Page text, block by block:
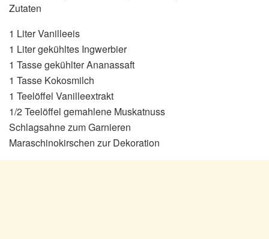
Zutaten
1 Liter Vanilleeis
1 Liter gekühltes Ingwerbier
1 Tasse gekühlter Ananassaft
1 Tasse Kokosmilch
1 Teelöffel Vanilleextrakt
1/2 Teelöffel gemahlene Muskatnuss
Schlagsahne zum Garnieren
Maraschinokirschen zur Dekoration